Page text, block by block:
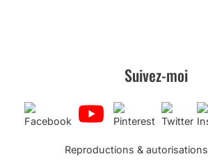
Suivez-moi
Reproductions & autorisations